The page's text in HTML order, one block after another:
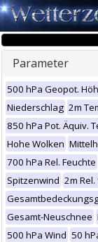
Parameter
500 hPa Geopot.
Niederschlag 2m
850 hPa Pot. Äquiv.
Hohe Wolken
700 hPa Rel. Feuchte
Spitzenwind 2m
Gesamt-Neuschnee
500 hPa Wind 50